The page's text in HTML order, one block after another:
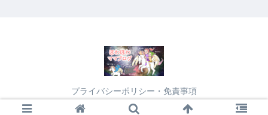
プライバシーポリシー・免責事項
© 2021 ほわほわママブログ.